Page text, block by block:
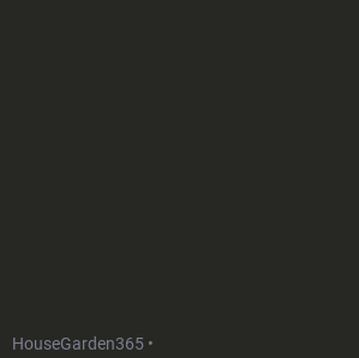
HouseGarden365 •